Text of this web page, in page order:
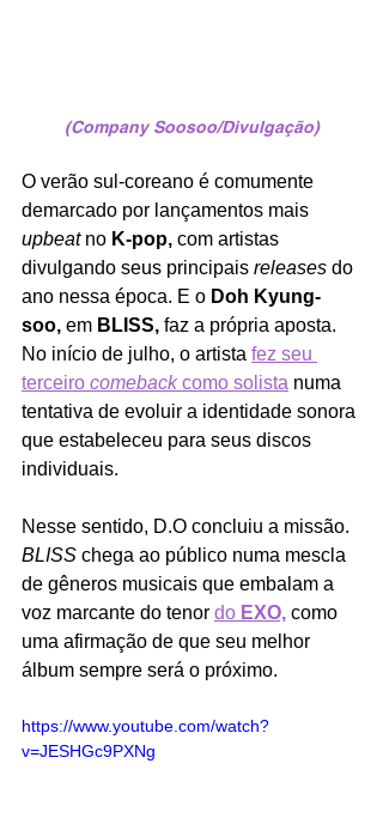
(Company Soosoo/Divulgação)
O verão sul-coreano é comumente
demarcado por lançamentos mais
upbeat no K-pop, com artistas
divulgando seus principais releases do
ano nessa época. E o Doh Kyung-
soo, em BLISS, faz a própria aposta.
No início de julho, o artista fez seu
terceiro comeback como solista numa
tentativa de evoluir a identidade sonora
que estabeleceu para seus discos
individuais.
Nesse sentido, D.O concluiu a missão.
BLISS chega ao público numa mescla
de gêneros musicais que embalam a
voz marcante do tenor do EXO, como
uma afirmação de que seu melhor
álbum sempre será o próximo.
https://www.youtube.com/watch?
v=JESHGc9PXNg